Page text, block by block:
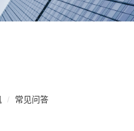
常见问答